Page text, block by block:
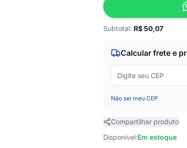
Subtotal: R$50,07
Calcular frete e
Não sei meu CEP
Compartilhar produto
Disponível:Em estoque